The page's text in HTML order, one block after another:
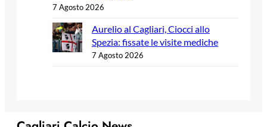
7 Agosto 2026
Aurelio al Cagliari, Ciocci allo
Spezia: fissate le visite mediche
7 Agosto 2026